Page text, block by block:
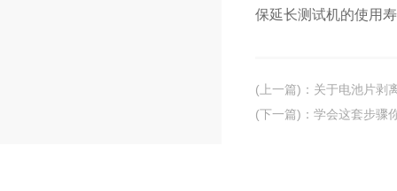
保延长测试机的使用
(上一篇) ： 关于电池片剥
(下一篇) ： 学会这套步骤